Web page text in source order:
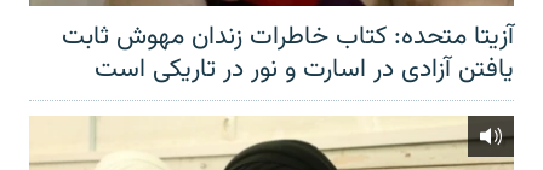
آزیتا متحده: کتاب خاطرات زندان مهوش ثابت
یافتن آزادی در اسارت و نور در تاریکی است